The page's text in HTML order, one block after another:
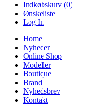
Indkøbskurv (0)
Ønskeliste
Log In
Home
Nyheder
Online Shop
Modeller
Boutique
Brand
Nyhedsbrev
Kontakt